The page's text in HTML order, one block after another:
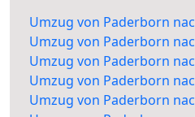
Umzug von Paderborn
Umzug von Paderborn
Umzug von Paderborn
Umzug von Paderborn
Umzug von Paderborn